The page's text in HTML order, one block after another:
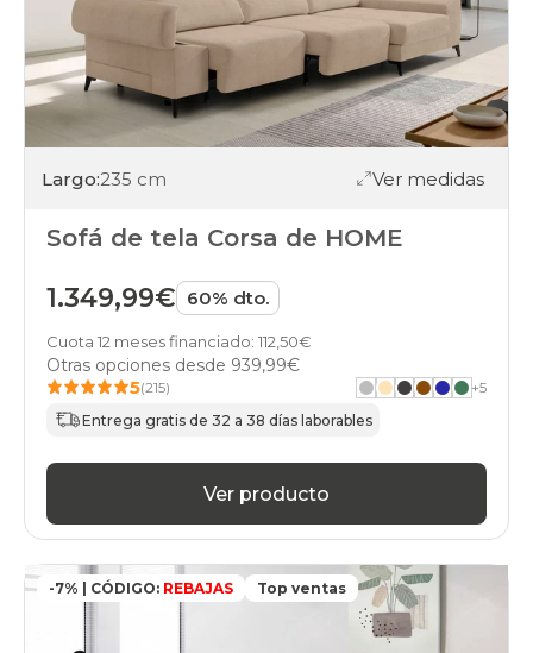
Largo:235 cm Ver medidas
Sofá de tela Corsa de HOME
1.349,99€ 60% dto.
Cuota 12 meses financiado: 112,50€
Otras opciones desde 939,99€
5(215) +5
Entrega gratis de 32 a 38 días laborables
Ver producto
-7% | CÓDIGO: REBAJAS Top ventas